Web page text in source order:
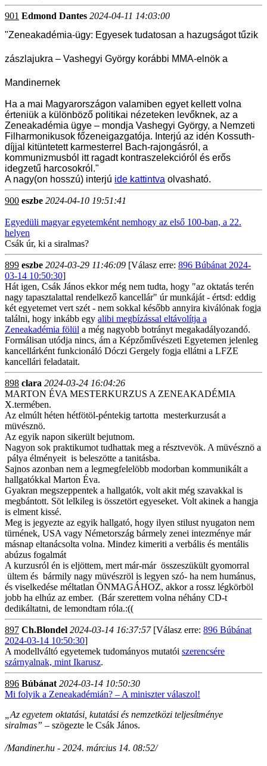
901 Edmond Dantes 2024-04-11 14:03:00
"Zeneakadémia-ügy: Egyesek tudatosan a hazugságot tűzik
zászlajukra – Vashegyi György korábbi MMA-elnök a
Mandinernek
Ha a mai Magyarországon valamiben egyet kellett volna
érteniük a különböző politikai nézeteken levőknek, az a
Zeneakadémia ügye – mondja Vashegyi György, a Nemzeti
Filharmonikusok főzeneigazgatója. Interjú az idén Kossuth-
díjjal kitüntetett karmesterrel Bach-rajongásról, a
kommunizmusból itt ragadt kontraszelekcióról és erős
idegzetű harcosokról."
A nagy(on hosszú) interjú ide kattintva olvasható.
900 eszbe 2024-04-10 19:51:41
Egyedüli magyar egyetemként nemhogy az első 100-ban, a 22.
helyen
Csák úr, ki a siralmas?
899 eszbe 2024-03-29 11:46:09 [Válasz erre: 896 Búbánat 2024-
03-14 10:50:30]
Hát igen, Csák János ekkor még nem tudta, hogy "az oktatás terén
nagy tapasztalattal rendelkező kancellár" úr munkáját - értsd: eddig
két egyetemet vert szét - nem sokkal később annyira kiválónak fogja
találni, hogy inkább egy alibi megbízással eltávolítja a
Zeneakadémia fölül a még nagyobb botrányt megakadályozandó.
Formálisan utódja nincs, ám a Képzőművészeti Egyetemen jelenleg
kancellárként funkcionáló Dóczi Gergely fogja ellátni a LFZE
kancellári feladatait.
898 clara 2024-03-24 16:04:26
MARTON ÉVA MESTERKURZUS A ZENEAKADÉMIA
X.termében.
Az elmúlt héten hétfötöl-péntekig tartotta mesterkurzusát a
müvésznö.
Az egyik napon sikerült bejutnom.
Nagyon sok praktikumot tudhattak meg a résztvevök. A müvésznö a
pálya élményeit is beleszötte a tanitásba.
Sajnos azonban nem a legmegfelelöbb modorban kommunikált a
hallgatókkal Marton Éva.
Gyakran megszeppentek a hallgatók, volt akit még szavakkal is
megbántott. Söt lelkileg is összetört egyeseket. Volt akinek a hangja
is elment kissé.
Meg is jegyezte az egyik hallgató, hogy ilyen stilust nyugaton nem
türnének, USA vagy Németország bármely zenei intezménye már
másnap eltanácsolta volna. Mindez kimeriti a verbális és mentális
abúzus fogalmát
A kurzusról én is eljöttem, mert már-már összeszükült gyomorral
ültem és bármily nagy müvészröl is legyen szó- ha nem humánus,
és viselkedése méltatlan ÖNMAGÁHOZ, akkor a rossz légkörböl
jobb ha elhúz az ember. (Bár szerettem volna néhány CD-t
dedikáltatni, de lemondtam róla.:((
897 Ch.Blondel 2024-03-14 16:37:57[Válasz erre: 896 Búbánat
2024-03-14 10:50:30]
A modellváltó egyetemek tudományos mutatói szerencsére
szárnyalnak, mint Ikarusz.
896 Búbánat 2024-03-14 10:50:30
Mi folyik a Zeneakadémián? – A miniszter válaszol!
„Az egyetem oktatási, kutatási és nemzetközi teljesítménye
siralmas” – szögezte le Csák János.
/Mandiner.hu - 2024. március 14. 08:52/